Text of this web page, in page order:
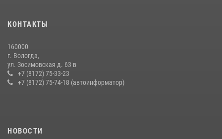
КОНТАКТЫ
160000
г. Вологда,
ул. Зосимовская д. 63 в
+7 (8172) 75-33-23
+7 (8172) 75-74-18 (автоинформатор)
НОВОСТИ